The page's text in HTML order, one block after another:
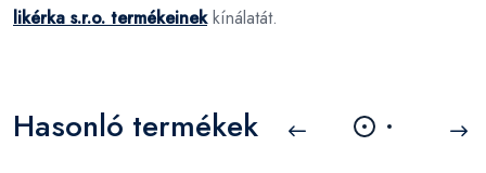
likérka s.r.o. termékeinekkínálatát.
Hasonló termékek